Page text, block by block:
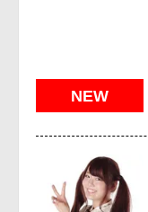
NEW